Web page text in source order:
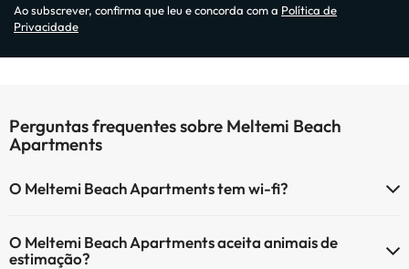
Ao subscrever, confirma que leu e concorda com a Política de
Privacidade
Perguntas frequentes sobre Meltemi Beach
Apartments
O Meltemi Beach Apartments tem wi-fi?
O Meltemi Beach Apartments aceita animais de
estimação?